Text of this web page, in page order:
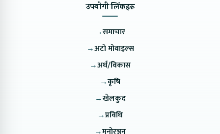
उपयोगी लिंकहरु
→समाचार
→अटो मोवाइल्स
→अर्थ/विकास
→कृषि
→खेलकुद
→प्रविधि